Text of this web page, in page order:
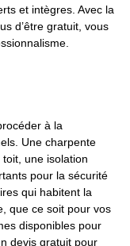
et intègres. Avec la
d’être gratuit, vous
à la
Une charpente
une isolation
pour la sécurité
qui habitent la
que ce soit pour vos
disponibles pour
devis gratuit pour